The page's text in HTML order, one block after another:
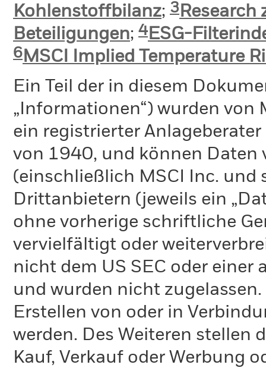
Kohlenstoffbilanz; 3
Beteiligungen; 4ESG-
6MSCI Implied Temperature
Ein Teil der in diesem
„Informationen“) wurden von
ein registrierter
von 1940, und können Daten
(einschließlich MSCI Inc. und
Drittanbietern (jeweils ein
ohne vorherige schriftliche
vervielfältigt oder
nicht dem US SEC oder einer
und wurden nicht
Erstellen von oder in
werden. Des Weiteren stellen
Kauf, Verkauf oder Werbung